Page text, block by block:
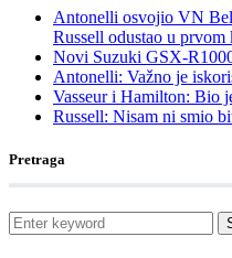
Antonelli osvojio VN
Russell odustao u prvom
Novi Suzuki GSX-
Antonelli: Važno je
Vasseur i Hamilton: Bio
Russell: Nisam ni smio
Pretraga